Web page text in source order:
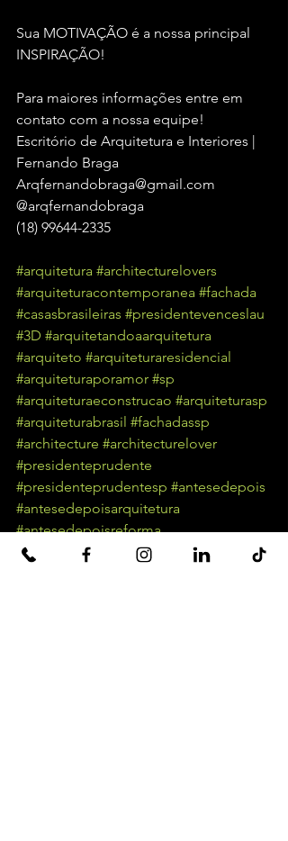
Sua MOTIVAÇÃO é a nossa principal
INSPIRAÇÃO!
Para maiores informações entre em
contato com a nossa equipe!
Escritório de Arquitetura e Interiores |
Fernando Braga
Arqfernandobraga@gmail.com
@arqfernandobraga
(18) 99644-2335
#arquitetura #architecturelovers
#arquiteturacontemporanea #fachada
#casasbrasileiras #presidentevenceslau
#3D #arquitetandoaarquitetura
#arquiteto #arquiteturaresidencial
#arquiteturaporamor #sp
#arquiteturaeconstrucao #arquiteturasp
#arquiteturabrasil #fachadassp
#architecture #architecturelover
#presidenteprudente
#presidenteprudentesp #antesedepois
#antesedepoisarquitetura
#antesedepoisreforma